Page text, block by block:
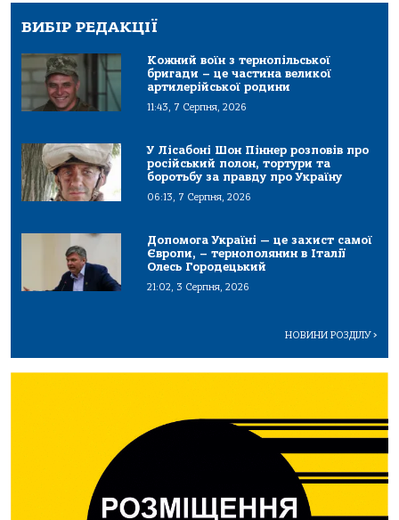
ВИБІР РЕДАКЦІЇ
Кожний воїн з тернопільської
бригади – це частина великої
артилерійської родини
11:43, 7 Серпня, 2026
У Лісабоні Шон Піннер розповів про
російський полон, тортури та
боротьбу за правду про Україну
06:13, 7 Серпня, 2026
Допомога Україні — це захист самої
Європи, – тернополянин в Італії
Олесь Городецький
21:02, 3 Серпня, 2026
НОВИНИ РОЗДІЛУ>